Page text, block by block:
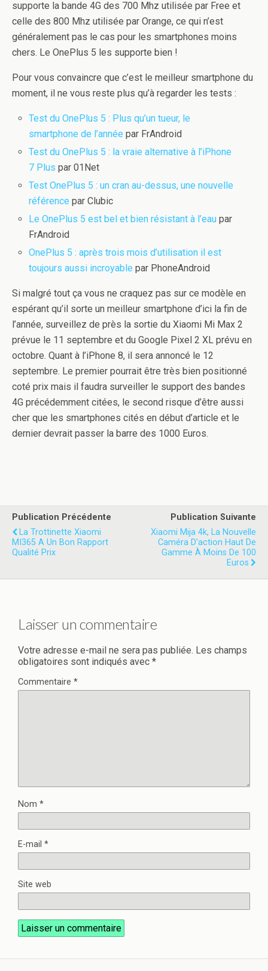
supporte la bande 4G des 700 Mhz utilisée par Free et
celle des 800 Mhz utilisée par Orange, ce qui n’est
généralement pas le cas pour les smartphones moins
chers. Le OnePlus 5 les supporte bien !
Pour vous convaincre que c’est le meilleur smartphone du
moment, il ne vous reste plus qu’à regarder les tests :
Test du OnePlus 5 : Plus qu’un tueur, le
smartphone de l’année par FrAndroid
Test du OnePlus 5 : la vraie alternative à l’iPhone
7 Plus par 01Net
Test OnePlus 5 : un cran au-dessus, une nouvelle
référence par Clubic
Le OnePlus 5 est bel et bien résistant à l’eau par
FrAndroid
OnePlus 5 : après trois mois d’utilisation il est
toujours aussi incroyable par PhoneAndroid
Si malgré tout ça vous ne craquez pas sur ce modèle en
espérant qu’il sorte un meilleur smartphone d’ici la fin de
l’année, surveillez de près la sortie du Xiaomi Mi Max 2
prévue le 11 septembre et du Google Pixel 2 XL prévu en
octobre. Quant à l’iPhone 8, il sera annoncé le 12
septembre. Le premier pourrait être très bien positionné
coté prix mais il faudra surveiller le support des bandes
4G précédemment citées, le second risque d’être aussi
cher que les smartphones cités en début d’article et le
dernier devrait passer la barre des 1000 Euros.
Publication Précédente
La Trottinette Xiaomi
MI365 A Un Bon Rapport
Qualité Prix
Publication Suivante
Xiaomi Mija 4k, La Nouvelle
Caméra D'action Haut De
Gamme À Moins De 100
Euros
Laisser un commentaire
Votre adresse e-mail ne sera pas publiée. Les champs
obligatoires sont indiqués avec *
Commentaire *
Nom *
E-mail *
Site web